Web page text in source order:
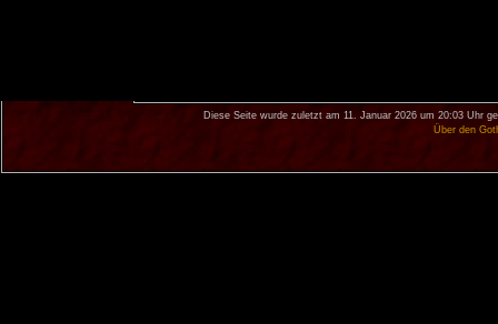
Diese Seite wurde zuletzt am 11. Januar 2026 um 20:03 Uhr
Über den